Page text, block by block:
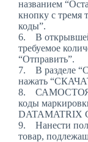
названием
кнопку с тремя
коды”.
6. В
требуемое
“Отправить”.
7. В разделе
нажать
8.
коды
DATAMATRIX
9. Нанести
товар,